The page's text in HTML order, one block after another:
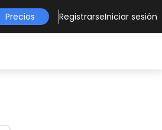
Precios RegistrarseIniciar sesión